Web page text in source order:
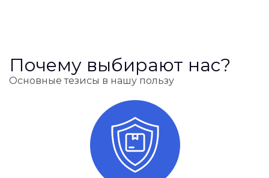
Почему выбирают нас?
Основные тезисы в нашу пользу